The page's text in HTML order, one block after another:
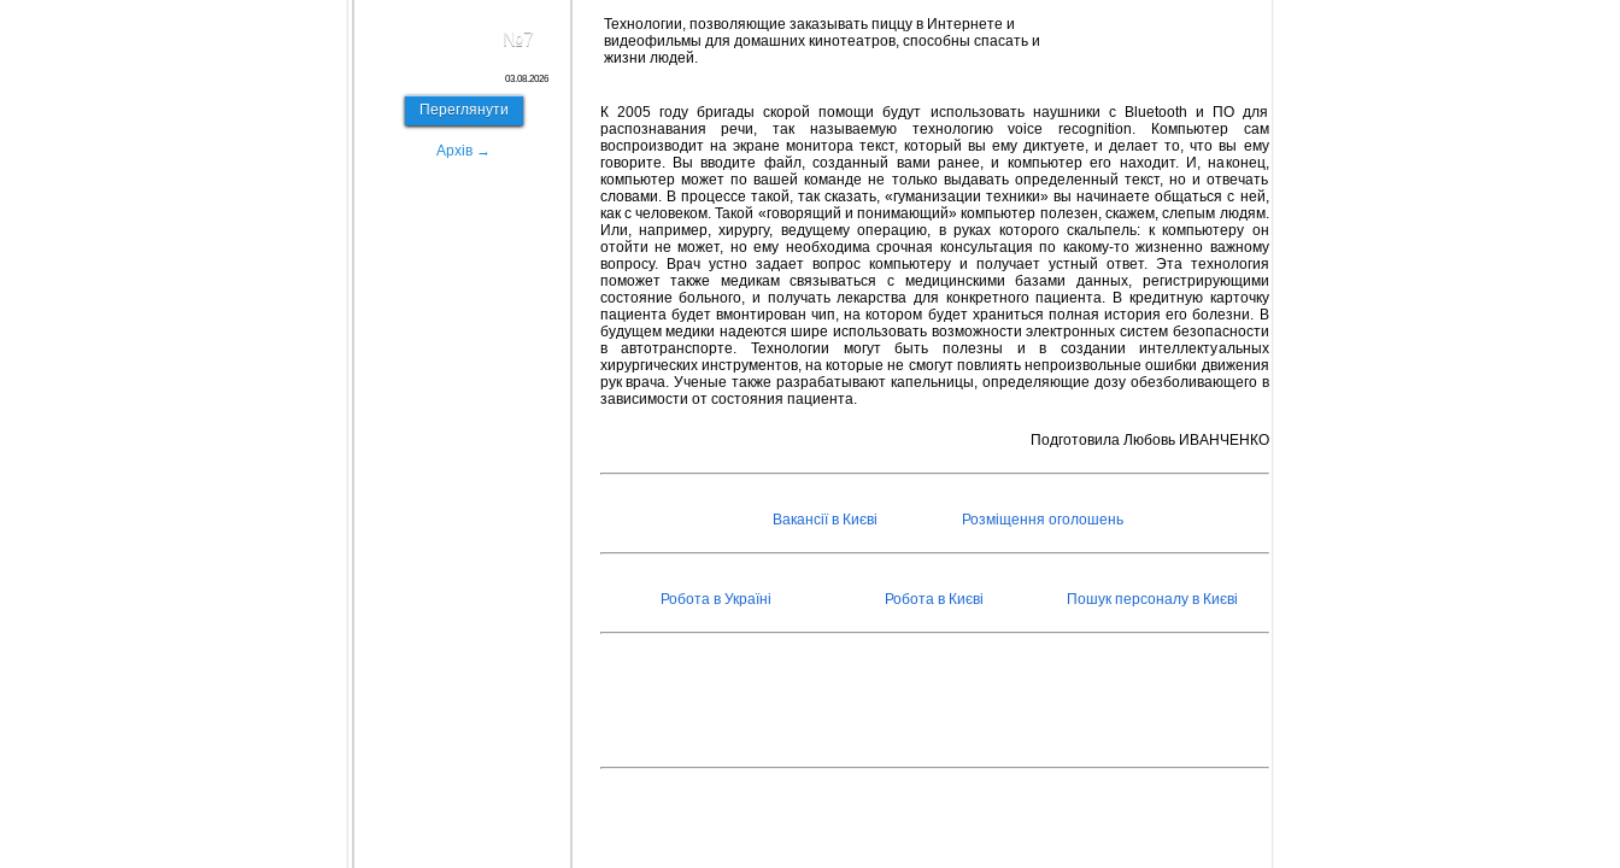
№7
03.08.2026
Переглянути
Архів →
Технологии, позволяющие заказывать пиццу в Интернете и
видеофильмы для домашних кинотеатров, способны спасать и
жизни людей.
К 2005 году бригады скорой помощи будут использовать наушники с Bluetooth и ПО для
распознавания речи, так называемую технологию voice recognition. Компьютер сам
воспроизводит на экране монитора текст, который вы ему диктуете, и делает то, что вы ему
говорите. Вы вводите файл, созданный вами ранее, и компьютер его находит. И, наконец,
компьютер может по вашей команде не только выдавать определенный текст, но и отвечать
словами. В процессе такой, так сказать, «гуманизации техники» вы начинаете общаться с ней,
как с человеком. Такой «говорящий и понимающий» компьютер полезен, скажем, слепым людям.
Или, например, хирургу, ведущему операцию, в руках которого скальпель: к компьютеру он
отойти не может, но ему необходима срочная консультация по какому-то жизненно важному
вопросу. Врач устно задает вопрос компьютеру и получает устный ответ. Эта технология
поможет также медикам связываться с медицинскими базами данных, регистрирующими
состояние больного, и получать лекарства для конкретного пациента. В кредитную карточку
пациента будет вмонтирован чип, на котором будет храниться полная история его болезни. В
будущем медики надеются шире использовать возможности электронных систем безопасности
в автотранспорте. Технологии могут быть полезны и в создании интеллектуальных
хирургических инструментов, на которые не смогут повлиять непроизвольные ошибки движения
рук врача. Ученые также разрабатывают капельницы, определяющие дозу обезболивающего в
зависимости от состояния пациента.
Подготовила Любовь ИВАНЧЕНКО
Вакансії в Києві Розміщення оголошень
Робота в Україні Робота в Києві Пошук персоналу в Києві